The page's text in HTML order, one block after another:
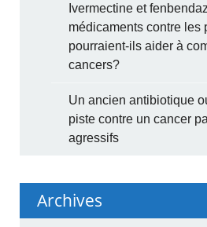
Ivermectine et
médicaments contre les
pourraient-ils aider à
cancers?
Un ancien antibiotique
piste contre un cancer
agressifs
Archives